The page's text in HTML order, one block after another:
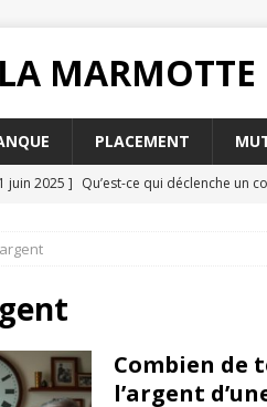
MARMOTTE
PLACEMENT
juin 2025 ] Qu’est-ce qui déclenche un
SANTÉ
juin 2025 ]
juin 2025 ]
juillet 2025 ]
Comment envoyer un RIB
Combien de
l’argent